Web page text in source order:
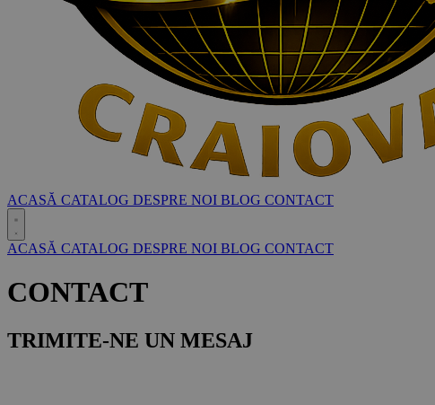
ACASĂ CATALOG DESPRE NOI BLOG CONTACT
ACASĂ CATALOG DESPRE NOI BLOG CONTACT
CONTACT
TRIMITE-NE UN MESAJ